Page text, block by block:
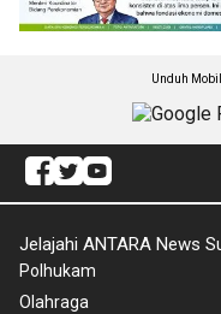
Unduh
Jelajahi ANTARA News
Polhukam
Olahraga